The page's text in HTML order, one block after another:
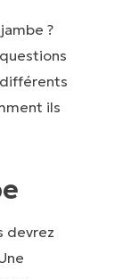
?
ils
devrez